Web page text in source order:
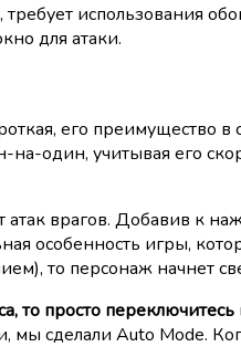
использования
для атаки.
его
один, учитывая его
врагов. Добавив к
особенность игры,
то персонаж начнет
то просто
сделали Auto Mode.